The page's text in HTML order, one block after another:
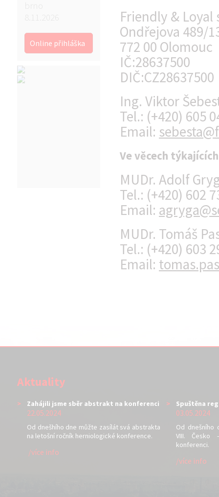
Online přihláška
Friendly & Loyal
Ondřejova 489/
772 00 Olomouc
IČ:28637500
DIČ:CZ28637500
Ing. Viktor
Tel.: (+420) 605
Email:
Ve věcech
MUDr. Adolf
Tel.: (+420) 602
Email:
MUDr. Tomáš
Tel.: (+420) 603
Email:
Aktuality
Zahájili jsme sběr abstrakt na konferenci
22.05.2024
Od dnešhího dne můžte zasílát svá abstrakta
na letošní ročník herniologické konference.
/více info
Spuštěna
03.05.2024
Od dnešního
VIII. Česko
konferenci.
/více info